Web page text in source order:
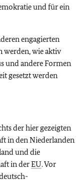
und für ein
engagierten
werden, wie aktiv
und andere Formen
gesetzt werden
der hier gezeigten
in den Niederlanden
und die
in derEU. Vor